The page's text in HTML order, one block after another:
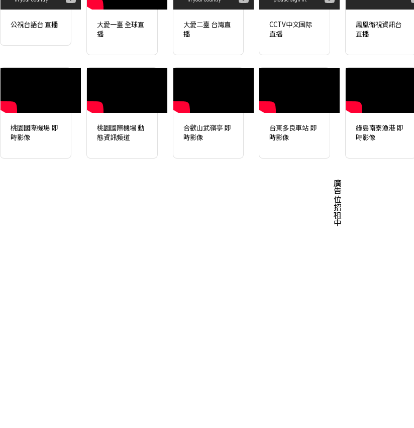
公視台語台 直播
大愛一臺 全球直
播
大愛二臺 台灣直
播
CCTV中文国际
直播
鳳凰衛視資訊台
直播
桃園國際機場 即
時影像
桃園國際機場 動
態資訊頻道
合歡山武嶺亭 即
時影像
台東多良車站 即
時影像
綠島南寮漁港 即
時影像
廣告位招租中